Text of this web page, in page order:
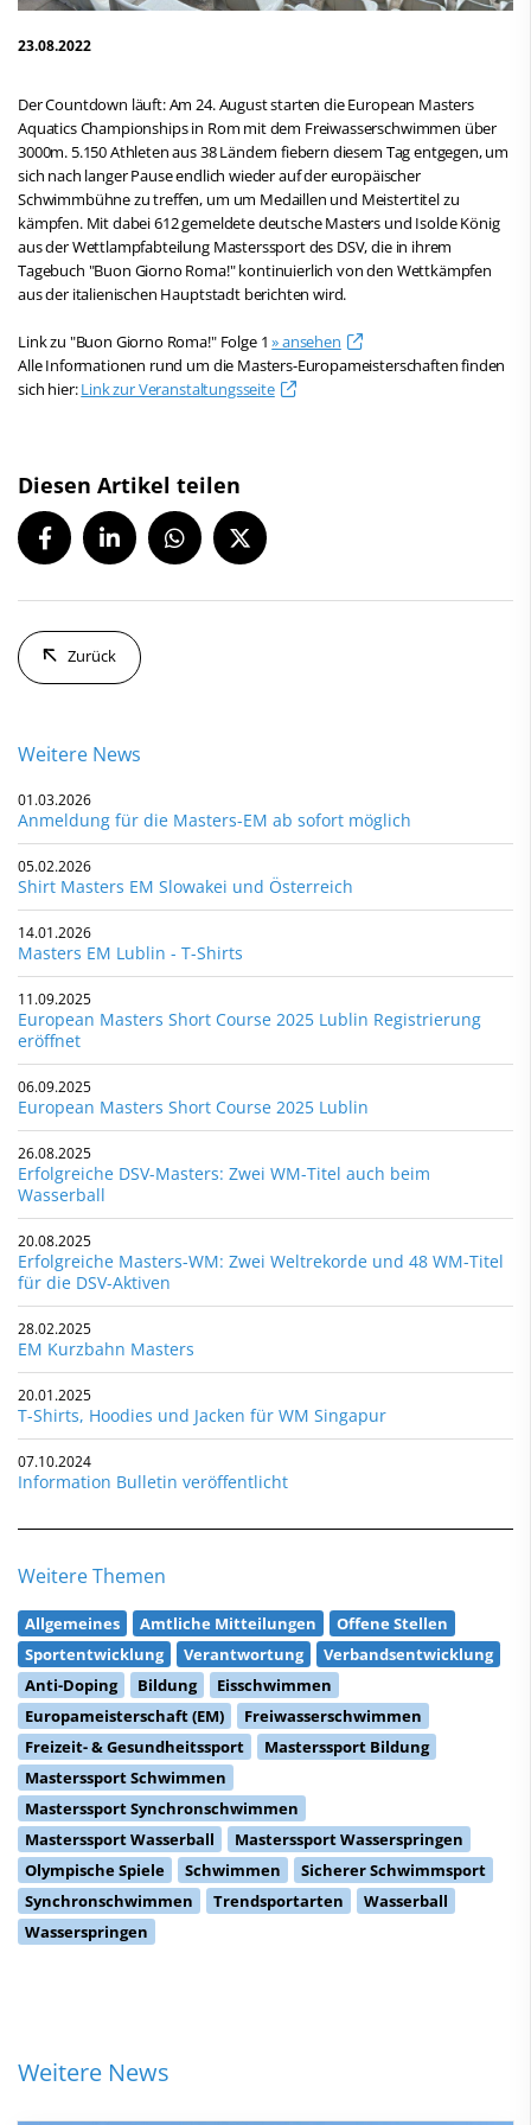
23.08.2022
Der Countdown läuft: Am 24. August starten die European Masters
Aquatics Championships in Rom mit dem Freiwasserschwimmen über
3000m. 5.150 Athleten aus 38 Ländern fiebern diesem Tag entgegen, um
sich nach langer Pause endlich wieder auf der europäischer
Schwimmbühne zu treffen, um um Medaillen und Meistertitel zu
kämpfen. Mit dabei 612 gemeldete deutsche Masters und Isolde König
aus der Wettlampfabteilung Masterssport des DSV, die in ihrem
Tagebuch "Buon Giorno Roma!" kontinuierlich von den Wettkämpfen
aus der italienischen Hauptstadt berichten wird.
Link zu "Buon Giorno Roma!" Folge 1» ansehen
Alle Informationen rund um die Masters-Europameisterschaften finden
sich hier:Link zur Veranstaltungsseite
Diesen Artikel teilen
Zurück
Weitere News
01.03.2026
Anmeldung für die Masters-EM ab sofort möglich
05.02.2026
Shirt Masters EM Slowakei und Österreich
14.01.2026
Masters EM Lublin - T-Shirts
11.09.2025
European Masters Short Course 2025 Lublin Registrierung
eröffnet
06.09.2025
European Masters Short Course 2025 Lublin
26.08.2025
Erfolgreiche DSV-Masters: Zwei WM-Titel auch beim
Wasserball
20.08.2025
Erfolgreiche Masters-WM: Zwei Weltrekorde und 48 WM-Titel
für die DSV-Aktiven
28.02.2025
EM Kurzbahn Masters
20.01.2025
T-Shirts, Hoodies und Jacken für WM Singapur
07.10.2024
Information Bulletin veröffentlicht
Weitere Themen
Allgemeines Amtliche Mitteilungen
Offene Stellen
Sportentwicklung
Verantwortung
Verbandsentwicklung
Anti-Doping
Bildung
Eisschwimmen
Europameisterschaft (EM)
Freiwasserschwimmen
Freizeit- & Gesundheitssport
Masterssport Bildung
Masterssport Schwimmen
Masterssport Synchronschwimmen
Masterssport Wasserball
Masterssport Wasserspringen
Olympische Spiele
Schwimmen
Sicherer Schwimmsport
Synchronschwimmen
Trendsportarten
Wasserball
Wasserspringen
Weitere News